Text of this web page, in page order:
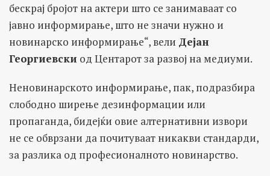
бескрај бројот на актери што се занимаваат со
јавно информирање, што не значи нужно и
новинарско информирање“, вели Дејан
Георгиевски од Центарот за развој на медиуми.
Неновинарското информирање, пак, подразбира
слободно ширење дезинформации или
пропаганда, бидејќи овие алтернативни извори
не се обврзани да почитуваат никакви стандарди,
за разлика од професионалното новинарство.